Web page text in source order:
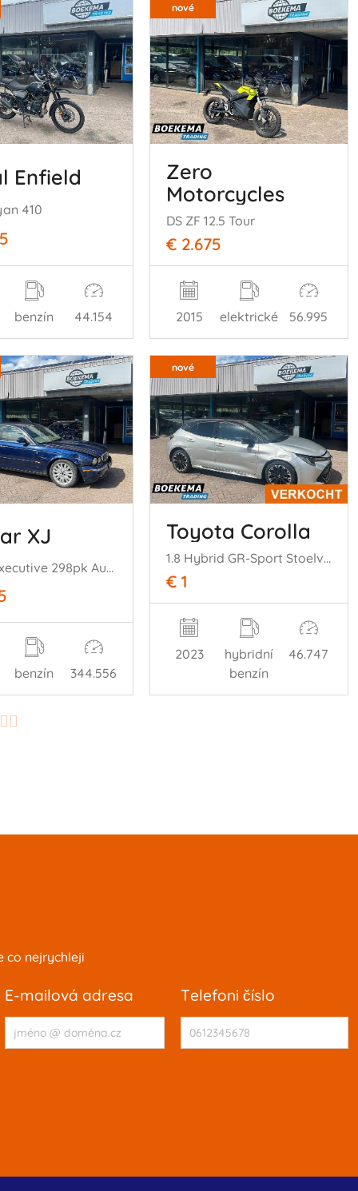
Enfield
410
benzín 44.154
nové
Zero
Motorcycles
DS ZF 12.5 Tour
€ 2.675
2015 elektrické 56.995
XJ
4.2 V8 Executive 298pk Automaat Memory Navi Cruise
benzín 344.556
nové
Toyota Corolla
1.8 Hybrid GR-Sport Stoelverwarming Navi Clima Cruise
€ 1
2023
hybridní
benzín
46.747
co nejrychleji
e-mailová adresa telefoni číslo